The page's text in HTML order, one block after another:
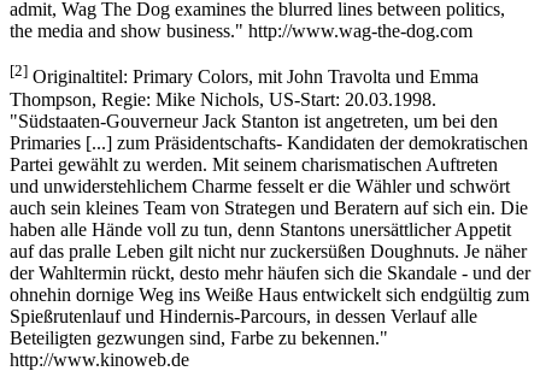
admit, Wag The Dog examines the blurred lines between politics,
the media and show business." http://www.wag-the-dog.com
[2] Originaltitel: Primary Colors, mit John Travolta und Emma
Thompson, Regie: Mike Nichols, US-Start: 20.03.1998.
"Südstaaten-Gouverneur Jack Stanton ist angetreten, um bei den
Primaries [...] zum Präsidentschafts- Kandidaten der demokratischen
Partei gewählt zu werden. Mit seinem charismatischen Auftreten
und unwiderstehlichem Charme fesselt er die Wähler und schwört
auch sein kleines Team von Strategen und Beratern auf sich ein. Die
haben alle Hände voll zu tun, denn Stantons unersättlicher Appetit
auf das pralle Leben gilt nicht nur zuckersüßen Doughnuts. Je näher
der Wahltermin rückt, desto mehr häufen sich die Skandale - und der
ohnehin dornige Weg ins Weiße Haus entwickelt sich endgültig zum
Spießrutenlauf und Hindernis-Parcours, in dessen Verlauf alle
Beteiligten gezwungen sind, Farbe zu bekennen."
http://www.kinoweb.de